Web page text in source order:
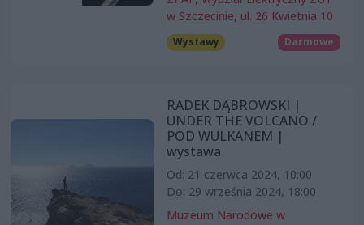
w Szczecinie, ul. 26 Kwietnia 10
Wystawy Darmowe
RADEK DĄBROWSKI |
UNDER THE VOLCANO /
POD WULKANEM |
wystawa
Od: 21 czerwca 2024, 10:00
Do: 29 września 2024, 18:00
Muzeum Narodowe w